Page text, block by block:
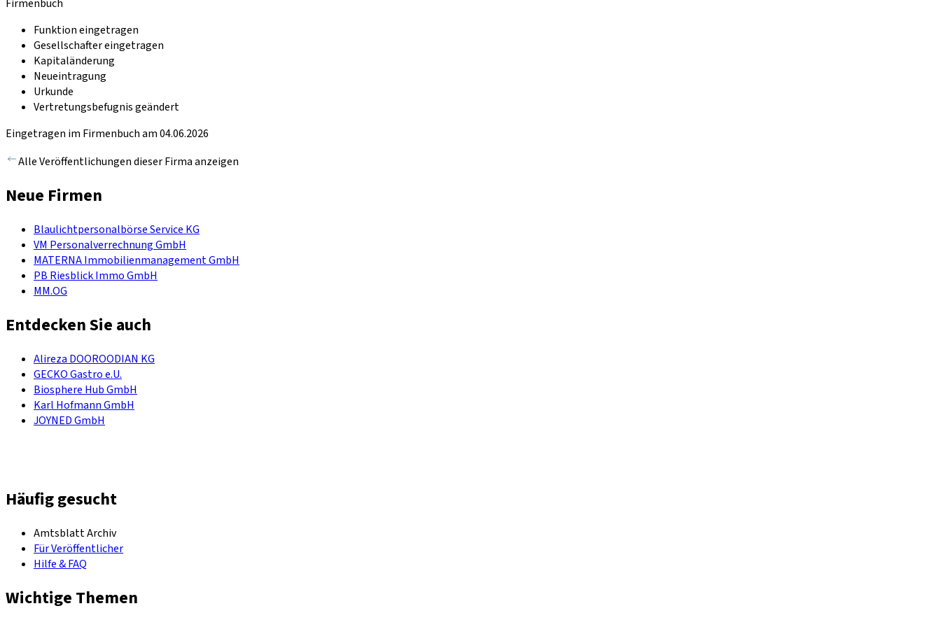
Firmenbuch
Funktion eingetragen
Gesellschafter eingetragen
Kapitaländerung
Neueintragung
Urkunde
Vertretungsbefugnis geändert
Eingetragen im Firmenbuch am 04.06.2026
Alle Veröffentlichungen dieser Firma anzeigen
Neue Firmen
Blaulichtpersonalbörse Service KG
VM Personalverrechnung GmbH
MATERNA Immobilienmanagement GmbH
PB Riesblick Immo GmbH
MM.OG
Entdecken Sie auch
Alireza DOOROODIAN KG
GECKO Gastro e.U.
Biosphere Hub GmbH
Karl Hofmann GmbH
JOYNED GmbH
Häufig gesucht
Amtsblatt Archiv
Für Veröffentlicher
Hilfe & FAQ
Wichtige Themen